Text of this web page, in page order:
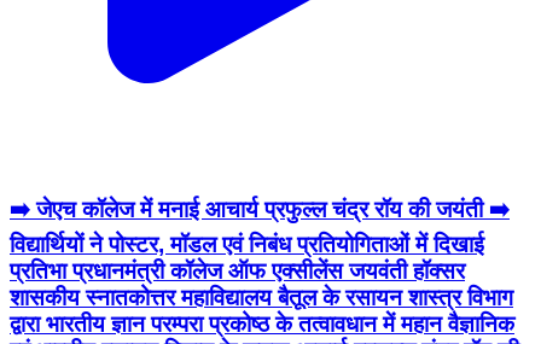
➡️ जेएच कॉलेज में मनाई आचार्य प्रफुल्ल चंद्र रॉय की जयंती ➡️
विद्यार्थियों ने पोस्टर, मॉडल एवं निबंध प्रतियोगिताओं में दिखाई
प्रतिभा प्रधानमंत्री कॉलेज ऑफ एक्सीलेंस जयवंती हॉक्सर
शासकीय स्नातकोत्तर महाविद्यालय बैतूल के रसायन शास्त्र विभाग
द्वारा भारतीय ज्ञान परम्परा प्रकोष्ठ के तत्वावधान में महान वैज्ञानिक